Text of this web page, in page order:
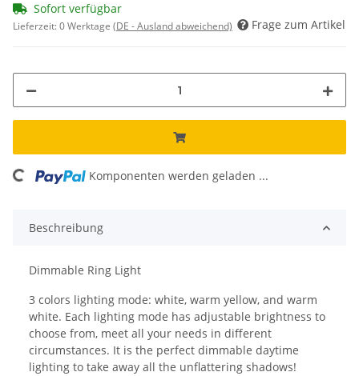
Sofort verfügbar
Lieferzeit:0 Werktage (DE - Ausland abweichend) Frage zum Artikel
Komponenten werden geladen ...
Beschreibung
Dimmable Ring Light
3 colors lighting mode: white, warm yellow, and warm
white. Each lighting mode has adjustable brightness to
choose from, meet all your needs in different
circumstances. It is the perfect dimmable daytime
lighting to take away all the unflattering shadows!